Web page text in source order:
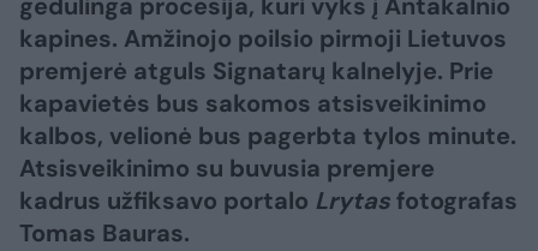
kapines. Amžinojo poilsio pirmoji Lietuvos
premjerė atguls Signatarų kalnelyje. Prie
kapavietės bus sakomos atsisveikinimo
kalbos, velionė bus pagerbta tylos minute.
Atsisveikinimo su buvusia premjere
kadrus užfiksavo portalo Lrytasfotografas
Tomas Bauras.